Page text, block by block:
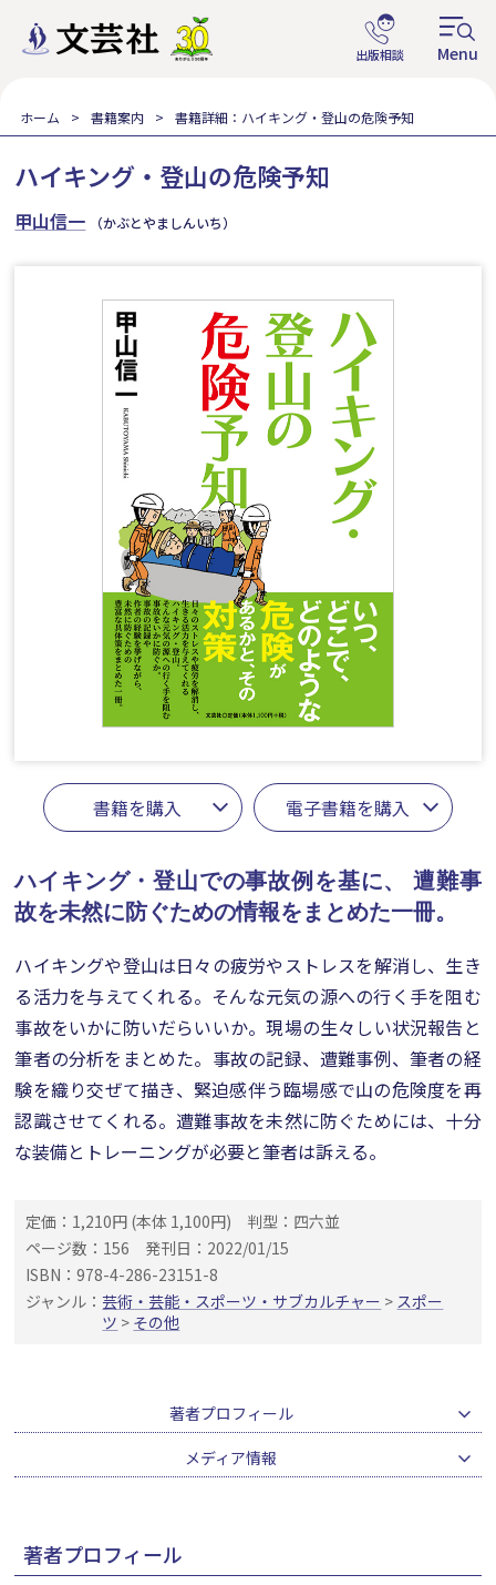
ホーム 書籍案内 書籍詳細：ハイキング・登山の危険予知
ハイキング・登山の危険予知
甲山信一 （かぶとやましんいち）
書籍を購入 電子書籍を購入
ハイキング・登山での事故例を基に、
遭難事
故を未然に防ぐための情報をまとめた一冊。
ハイキングや登山は日々の疲労やストレスを解消し、生き
る活力を与えてくれる。そんな元気の源への行く手を阻む
事故をいかに防いだらいいか。現場の生々しい状況報告と
筆者の分析をまとめた。事故の記録、遭難事例、筆者の経
験を織り交ぜて描き、緊迫感伴う臨場感で山の危険度を再
認識させてくれる。遭難事故を未然に防ぐためには、十分
な装備とトレーニングが必要と筆者は訴える。
定価：1,210円 (本体 1,100円)
判型：四六並
ページ数：156
発刊日：2022/01/15
ISBN：978-4-286-23151-8
ジャンル：芸術・芸能・スポーツ・サブカルチャー > スポー
ツ > その他
著者プロフィール
メディア情報
著者プロフィール